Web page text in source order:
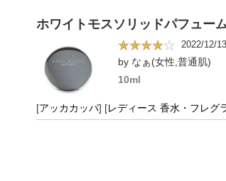
ホワイトモスソリッドパフュー
2022/12/13
by なぁ(女性,普通肌)
10ml
[アッカカッパ] [レディース 香水・フレグ